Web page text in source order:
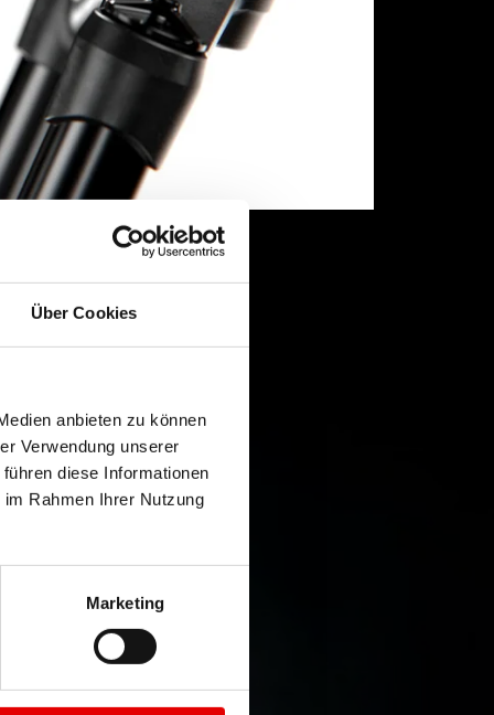
Über Cookies
anbieten zu können
Verwendung unserer
diese Informationen
Rahmen Ihrer Nutzung
Marketing